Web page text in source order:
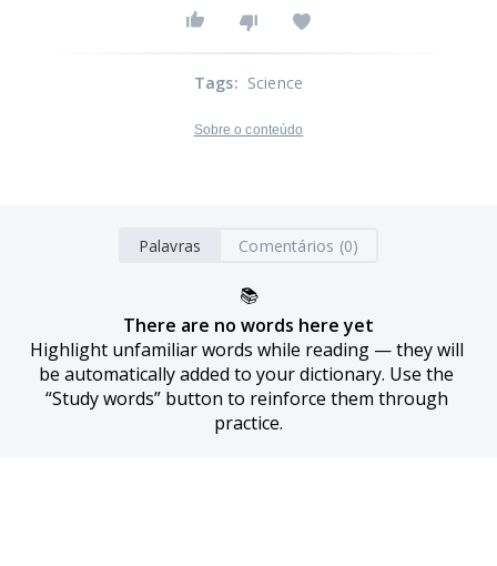
Tags: Science
Sobre o conteúdo
Palavras Comentários (0)
📚
There are no words here yet
Highlight unfamiliar words while reading — they will
be automatically added to your dictionary. Use the
“Study words” button to reinforce them through
practice.